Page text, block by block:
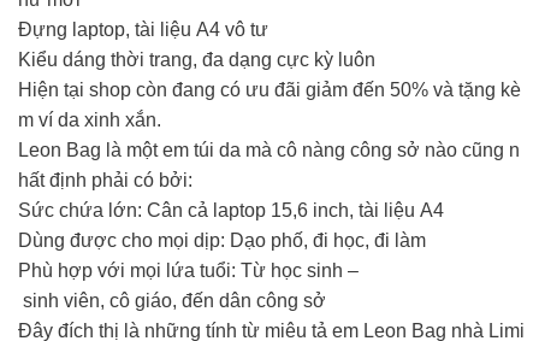
Đựng laptop, tài liệu A4 vô tư
Kiểu dáng thời trang, đa dạng cực kỳ luôn
Hiện tại shop còn đang có ưu đãi giảm đến 50% và tặng kè
m ví da xinh xắn.
Leon Bag là một em túi da mà cô nàng công sở nào cũng n
hất định phải có bởi:
Sức chứa lớn: Cân cả laptop 15,6 inch, tài liệu A4
Dùng được cho mọi dịp: Dạo phố, đi học, đi làm
Phù hợp với mọi lứa tuổi: Từ học sinh –
sinh viên, cô giáo, đến dân công sở
Đây đích thị là những tính từ miêu tả em Leon Bag nhà Limi